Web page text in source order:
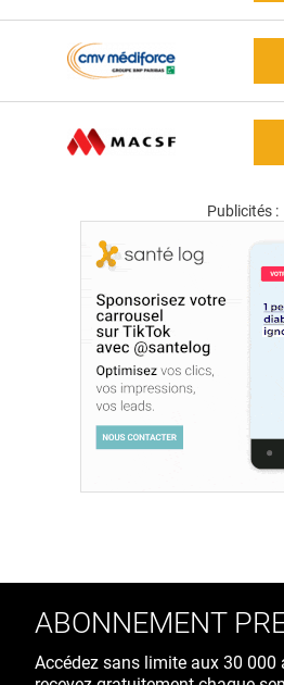
Publicités :
ABONNEMENT
Accédez sans limite aux 30 000